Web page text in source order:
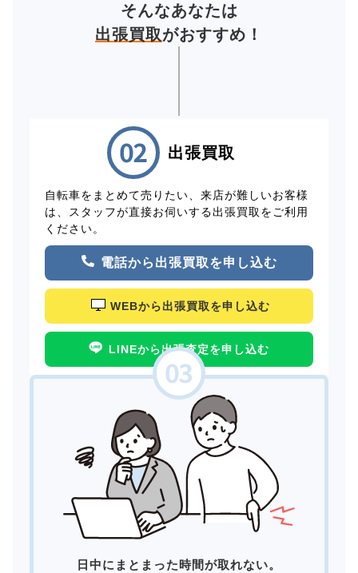
そんなあなたは
出張買取がおすすめ！
出張買取
自転車をまとめて売りたい、来店が難しいお客様
は、スタッフが直接お伺いする出張買取をご利用
ください。
電話から出張買取を申し込む
WEBから出張買取を申し込む
LINEから出張査定を申し込む
日中にまとまった時間が取れない。